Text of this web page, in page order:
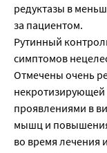
редуктазы в
за пациентом.
Рутинный
симптомов
Отмечены очень
некротизирующей
проявлениями в
мышц и
во время лечения